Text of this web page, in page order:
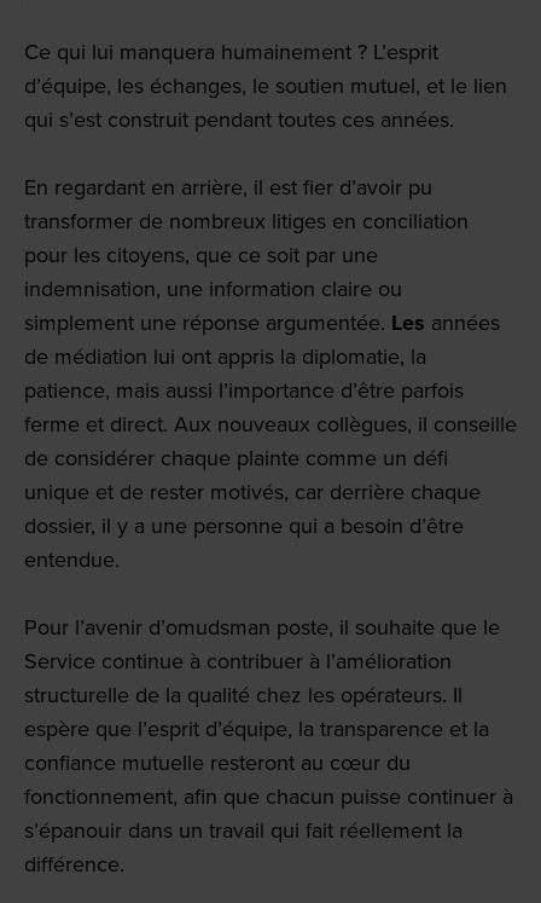
Ce qui lui manquera humainement ? L’esprit
d’équipe, les échanges, le soutien mutuel, et le lien
qui s’est construit pendant toutes ces années.
En regardant en arrière, il est fier d’avoir pu
transformer de nombreux litiges en conciliation
pour les citoyens, que ce soit par une
indemnisation, une information claire ou
simplement une réponse argumentée. Les années
de médiation lui ont appris la diplomatie, la
patience, mais aussi l’importance d’être parfois
ferme et direct. Aux nouveaux collègues, il conseille
de considérer chaque plainte comme un défi
unique et de rester motivés, car derrière chaque
dossier, il y a une personne qui a besoin d’être
entendue.
Pour l’avenir d’omudsman poste, il souhaite que le
Service continue à contribuer à l’amélioration
structurelle de la qualité chez les opérateurs. Il
espère que l’esprit d’équipe, la transparence et la
confiance mutuelle resteront au cœur du
fonctionnement, afin que chacun puisse continuer à
s’épanouir dans un travail qui fait réellement la
différence.